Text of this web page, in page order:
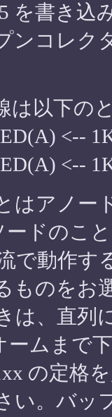
を書き込
ンコレク
は以下の
<--
<--
はアノー
ドのこ
で動作す
ものをお
は、直列
ームまで
の定格
い。バッ